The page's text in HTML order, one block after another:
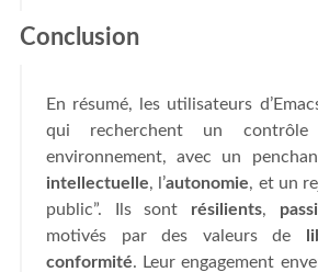
Conclusion
En résumé, les utilisateurs
qui recherchent un
environnement, avec un
intellectuelle, l’autonomie, et un
public”. Ils sont résilients,
motivés par des valeurs de
conformité. Leur engagement